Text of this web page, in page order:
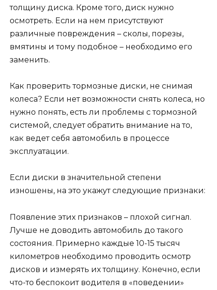
толщину диска. Кроме того, диск нужно
осмотреть. Если на нем присутствуют
различные повреждения – сколы, порезы,
вмятины и тому подобное – необходимо его
заменить.
Как проверить тормозные диски, не снимая
колеса? Если нет возможности снять колеса, но
нужно понять, есть ли проблемы с тормозной
системой, следует обратить внимание на то,
как ведет себя автомобиль в процессе
эксплуатации.
Если диски в значительной степени
изношены, на это укажут следующие признаки:
Появление этих признаков – плохой сигнал.
Лучше не доводить автомобиль до такого
состояния. Примерно каждые 10-15 тысяч
километров необходимо проводить осмотр
дисков и измерять их толщину. Конечно, если
что-то беспокоит водителя в «поведении»